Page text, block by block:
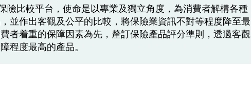
險比較平台，使命是以專業及獨立角度，為消費者解構各種
並作出客觀及公平的比較，將保險業資訊不對等程度降至最
者着重的保障因素為先，釐訂保險產品評分準則，透過客觀
程度最高的產品。